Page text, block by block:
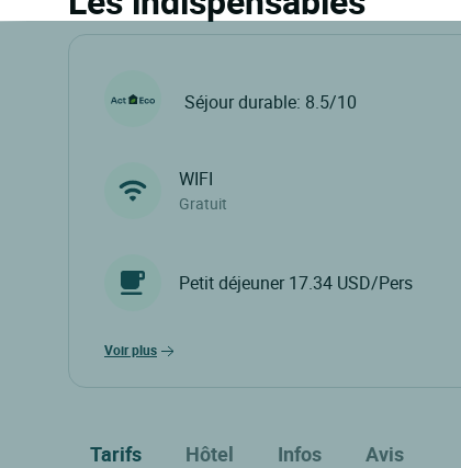
Séjour durable: 8.5/10
WIFI
Gratuit
Petit déjeuner 17.34 USD/Pers
voir plus
Tarifs Hôtel Infos Avis